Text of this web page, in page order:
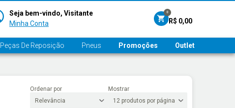
Seja bem-vindo, Visitante
Minha Conta
0
R$ 0,00
Peças De Reposição Pneus Promoções Outlet
Ordenar por Mostrar